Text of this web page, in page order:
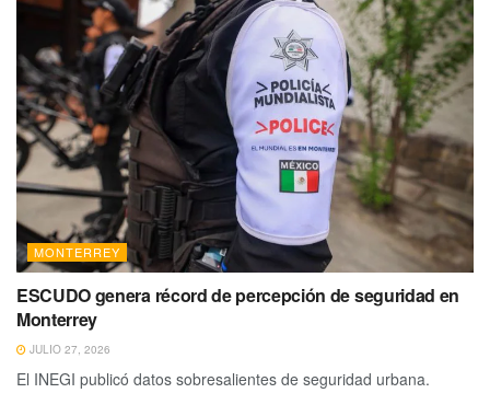
MONTERREY
ESCUDO genera récord de percepción de seguridad en
Monterrey
JULIO 27, 2026
El INEGI publicó datos sobresalientes de seguridad urbana.